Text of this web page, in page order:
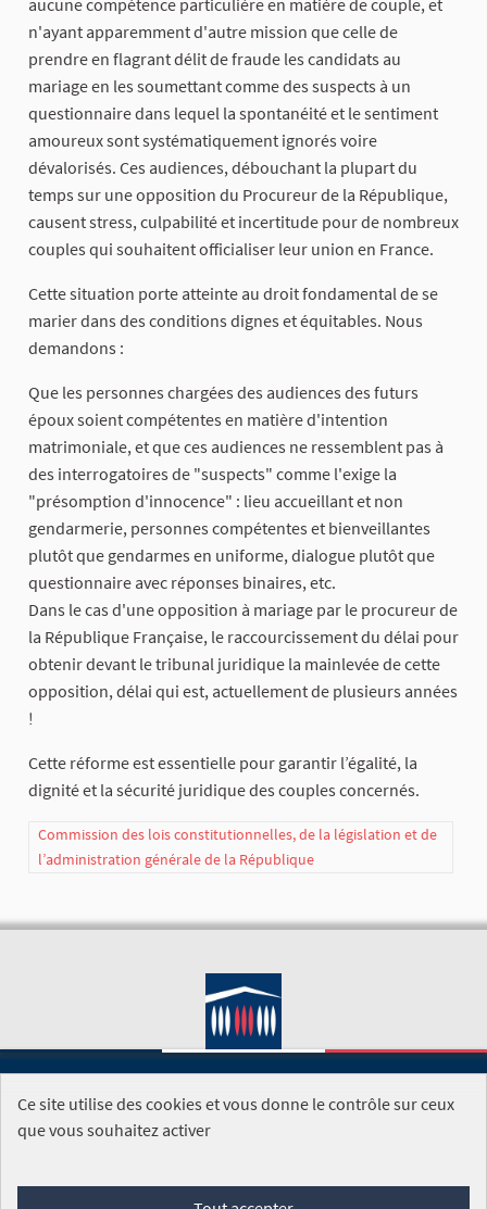
aucune compétence particulière en matière de couple, et
n'ayant apparemment d'autre mission que celle de
prendre en flagrant délit de fraude les candidats au
mariage en les soumettant comme des suspects à un
questionnaire dans lequel la spontanéité et le sentiment
amoureux sont systématiquement ignorés voire
dévalorisés. Ces audiences, débouchant la plupart du
temps sur une opposition du Procureur de la République,
causent stress, culpabilité et incertitude pour de nombreux
couples qui souhaitent officialiser leur union en France.
Cette situation porte atteinte au droit fondamental de se
marier dans des conditions dignes et équitables. Nous
demandons :
Que les personnes chargées des audiences des futurs
époux soient compétentes en matière d'intention
matrimoniale, et que ces audiences ne ressemblent pas à
des interrogatoires de "suspects" comme l'exige la
"présomption d'innocence" : lieu accueillant et non
gendarmerie, personnes compétentes et bienveillantes
plutôt que gendarmes en uniforme, dialogue plutôt que
questionnaire avec réponses binaires, etc.
Dans le cas d'une opposition à mariage par le procureur de
la République Française, le raccourcissement du délai pour
obtenir devant le tribunal juridique la mainlevée de cette
opposition, délai qui est, actuellement de plusieurs années
!
Cette réforme est essentielle pour garantir l’égalité, la
dignité et la sécurité juridique des couples concernés.
Commission des lois constitutionnelles, de la législation et de
l’administration générale de la République
SITE DE L'ASSEMBLÉE NATIONALE
Foire aux questions
Ce site utilise des cookies et vous donne le contrôle sur ceux
que vous souhaitez activer